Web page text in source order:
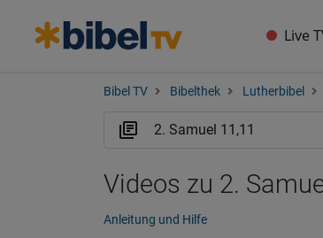
Live
Bibel TV Bibelthek Lutherbibel
Videos zu 2.
Anleitung und Hilfe